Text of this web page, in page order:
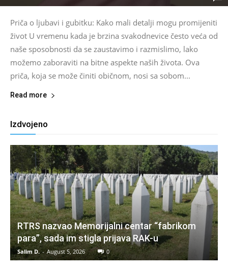
Priča o ljubavi i gubitku: Kako mali detalji mogu promijeniti
život U vremenu kada je brzina svakodnevice često veća od
naše sposobnosti da se zaustavimo i razmislimo, lako
možemo zaboraviti na bitne aspekte naših života. Ova
priča, koja se može činiti običnom, nosi sa sobom...
Read more
Izdvojeno
RTRS nazvao Memorijalni centar “fabrikom
para”, sada im stigla prijava RAK-u
Salim D. - August 5, 2026 0